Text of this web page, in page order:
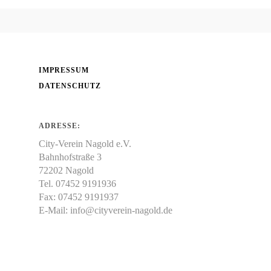
IMPRESSUM
DATENSCHUTZ
ADRESSE:
City-Verein Nagold e.V.
Bahnhofstraße 3
72202 Nagold
Tel. 07452 9191936
Fax: 07452 9191937
E-Mail: info@cityverein-nagold.de